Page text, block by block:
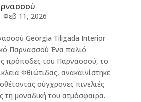
Φεβ 11, 2026
Georgia Tiligada Interior
Παρνασσού Ένα παλιό
πρόποδες του Παρνασσού, το
Φθιώτιδας, ανακαινίστηκε
σύγχρονες πινελιές
τη μοναδική του ατμόσφαιρα.